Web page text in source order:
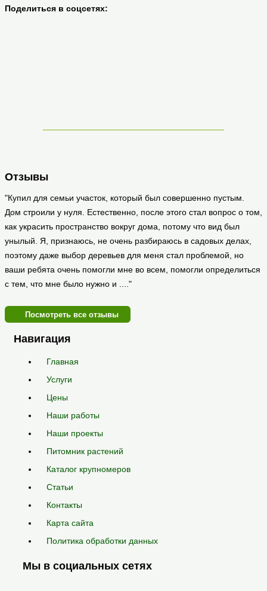
Поделиться в соцсетях:
Отзывы
"Купил для семьи участок, который был совершенно пустым.
Дом строили у нуля. Естественно, после этого стал вопрос о том,
как украсить пространство вокруг дома, потому что вид был
унылый. Я, признаюсь, не очень разбираюсь в садовых делах,
поэтому даже выбор деревьев для меня стал проблемой, но
ваши ребята очень помогли мне во всем, помогли определиться
с тем, что мне было нужно и ...."
Посмотреть все отзывы
Навигация
Главная
Услуги
Цены
Наши работы
Наши проекты
Питомник растений
Каталог крупномеров
Статьи
Контакты
Карта сайта
Политика обработки данных
Мы в социальных сетях